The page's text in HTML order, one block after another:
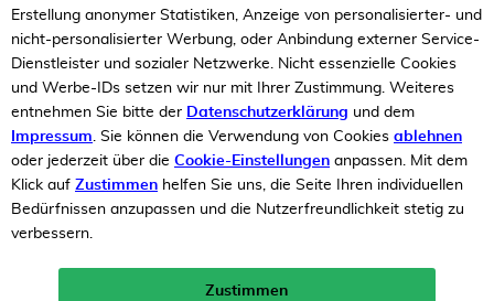
Erstellung anonymer Statistiken, Anzeige von personalisierter- und
nicht-personalisierter Werbung, oder Anbindung externer Service-
Dienstleister und sozialer Netzwerke. Nicht essenzielle Cookies
und Werbe-IDs setzen wir nur mit Ihrer Zustimmung. Weiteres
entnehmen Sie bitte der Datenschutzerklärung und dem
Impressum. Sie können die Verwendung von Cookies ablehnen
oder jederzeit über die Cookie-Einstellungen anpassen. Mit dem
Klick auf Zustimmen helfen Sie uns, die Seite Ihren individuellen
Bedürfnissen anzupassen und die Nutzerfreundlichkeit stetig zu
verbessern.
Zustimmen